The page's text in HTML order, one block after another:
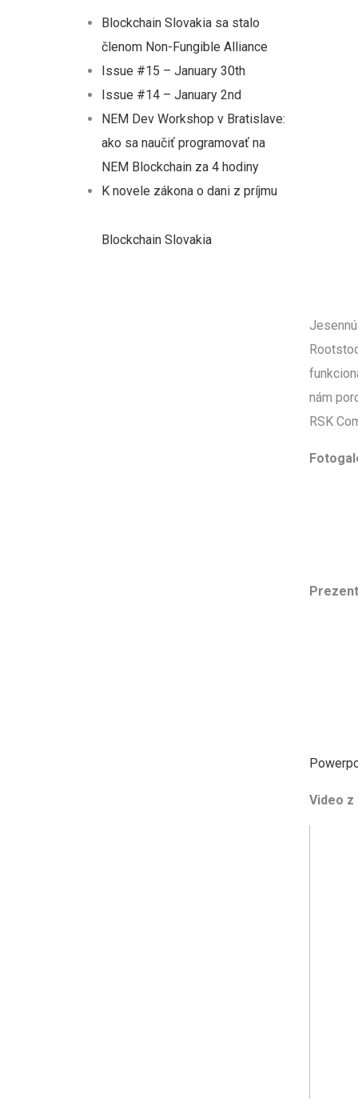
Blockchain Slovakia sa stalo
členom Non-Fungible Alliance
Issue #15 – January 30th
Issue #14 – January 2nd
NEM Dev Workshop v Bratislave:
ako sa naučiť programovať na
NEM Blockchain za 4 hodiny
K novele zákona o dani z príjmu
Blockchain Slovakia
nám
RSK
Video z